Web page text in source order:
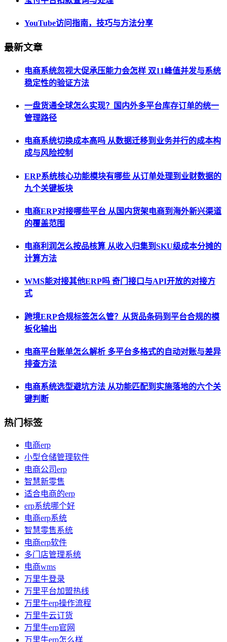
YouTube访问指南，技巧与方法分享
最新文章
电商系统忽视大促承压能力会怎样 双11峰值并发与系统
稳定性的验证方法
一盘货通全球怎么实现？国内外多平台库存订单的统一
管理路径
电商系统切换成本高吗 从数据迁移到业务并行的成本构
成与风险控制
ERP系统核心功能模块有哪些 从订单处理到业财数据的
九个关键板块
电商ERP对接哪些平台 从国内货架电商到海外新兴渠道
的覆盖范围
电商利润怎么按品核算 从收入归集到SKU级成本分摊的
计算方法
WMS能对接其他ERP吗 奇门接口与API开放的对接方
式
跨境ERP合规标签怎么管？从货品条码到平台合规的模
板化输出
电商平台账单怎么解析 多平台多格式的自动对账与差异
排查方法
电商系统选型避坑方法 从功能匹配到实施落地的六个关
键判断
热门标签
电商erp
小型仓储管理软件
电商公司erp
智慧新零售
适合电商的erp
erp系统哪个好
电商erp系统
智慧零售系统
电商erp软件
多门店管理系统
电商wms
万里牛登录
万里平台加盟热线
万里牛erp操作流程
万里牛云订货
万里牛erp官网
万里牛erp怎么样